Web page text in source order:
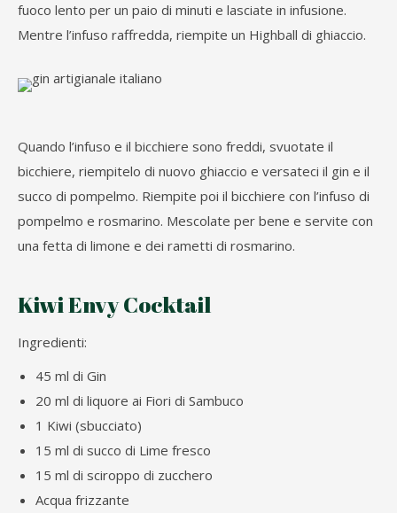
fuoco lento per un paio di minuti e lasciate in infusione.
Mentre l’infuso raffredda, riempite un Highball di ghiaccio.
Quando l’infuso e il bicchiere sono freddi, svuotate il
bicchiere, riempitelo di nuovo ghiaccio e versateci il gin e il
succo di pompelmo. Riempite poi il bicchiere con l’infuso di
pompelmo e rosmarino. Mescolate per bene e servite con
una fetta di limone e dei rametti di rosmarino.
Kiwi Envy Cocktail
Ingredienti:
45 ml di Gin
20 ml di liquore ai Fiori di Sambuco
1 Kiwi (sbucciato)
15 ml di succo di Lime fresco
15 ml di sciroppo di zucchero
Acqua frizzante